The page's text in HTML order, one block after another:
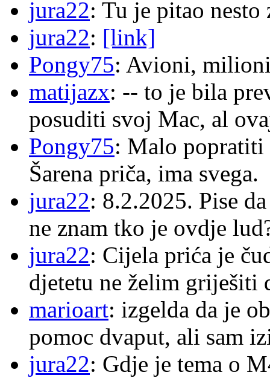
jura22: Tu je pitao
jura22: [link]
Pongy75: Avioni,
matijazx: -- to je bila
posuditi svoj Mac, al
Pongy75: Malo popratiti
Šarena priča, ima svega.
jura22: 8.2.2025. Pise
ne znam tko je ovdje
jura22: Cijela prića je
djetetu ne želim griješiti
marioart: izgelda da je
pomoc dvaput, ali sam
jura22: Gdje je tema o